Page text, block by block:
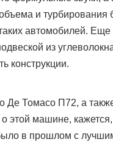
и
автомобилей. Еще
из
конструкции.
Де Томасо П72, а
этой машине,
в прошлом с